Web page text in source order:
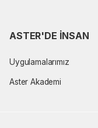
ASTER'DE İNSAN
Uygulamalarımız
Aster Akademi